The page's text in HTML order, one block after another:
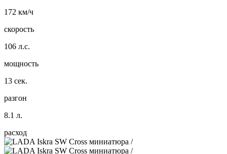
172 км/ч
скорость
106 л.с.
мощность
13 сек.
разгон
8.1 л.
расход